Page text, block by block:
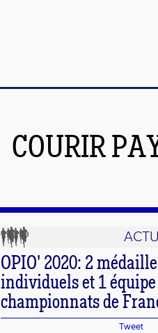
COURIR
OPIO' 2020: 2
individuels et 1
championnats de
Tweet